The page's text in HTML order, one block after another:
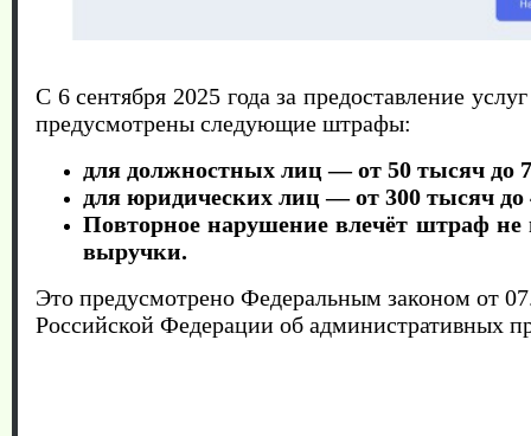
С 6 сентября 2025 года за предоставление
предусмотрены следующие штрафы:
для должностных лиц — от 50 тысяч до
для юридических лиц — от 300 тысяч до
Повторное нарушение влечёт штраф
выручки.
Это предусмотрено Федеральным законом от
Российской Федерации об административных